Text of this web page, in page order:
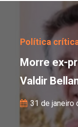
Morre
Política
Morre ex-
Valdir
31 de janeiro